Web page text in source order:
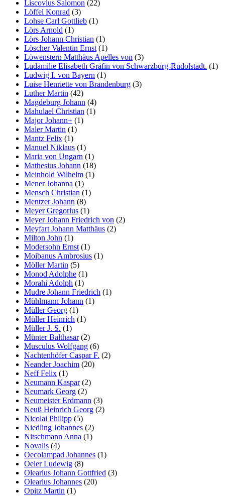
Liscovius Salomon (22)
Löffel Konrad (3)
Lohse Carl Gottlieb (1)
Lörs Arnold (1)
Lörs Johann Christian (1)
Löscher Valentin Ernst(1)
Löwenstern Matthäus Apelles von (3)
Ludämilie Elisabeth Gräfin von Schwarzburg-Rudolstadt. (1)
Ludwig I. von Bayern (1)
Luise Henriette von Brandenburg (3)
Luther Martin (42)
Magdeburg Johann (4)
Mahulael Christian (1)
Major Johann+ (1)
Maler Martin (1)
Mantz Felix (1)
Manuel Niklaus (1)
Maria von Ungarn (1)
Mathesius Johann (18)
Meinhold Wilhelm (1)
Mener Johanna (1)
Mensch Christian (1)
Mentzer Johann (8)
Meyer Gregorius (1)
Meyer Johann Friedrich von (2)
Meyfart Johann Matthäus (2)
Milton John (1)
Modersohn Ernst(1)
Moibanus Ambrosius (1)
Möller Martin (5)
Monod Adolphe (1)
Morahi Adolph (1)
Mudre Johann Friedrich (1)
Mühlmann Johann (1)
Müller Georg (1)
Müller Heinrich (1)
Müller J. S. (1)
Münter Balthasar(2)
Musculus Wolfgang (6)
Nachtenhöfer Caspar F. (2)
Neander Joachim (20)
Neff Felix (1)
Neumann Kaspar(2)
Neumark Georg (2)
Neumeister Erdmann (3)
Neuß Heinrich Georg (2)
Nicolai Philipp (5)
Niedling Johannes (2)
Nitschmann Anna (1)
Novalis (4)
Oecolampad Johannes (1)
Oeler Ludewig (8)
Olearius Johann Gottfried (3)
Olearius Johannes (20)
Opitz Martin (1)